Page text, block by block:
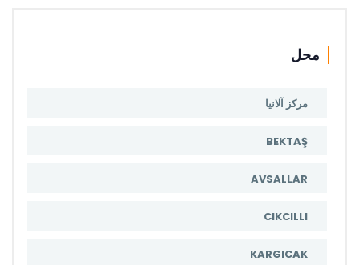
محل
مرکز آلانیا
BEKTAŞ
AVSALLAR
CIKCILLI
KARGICAK